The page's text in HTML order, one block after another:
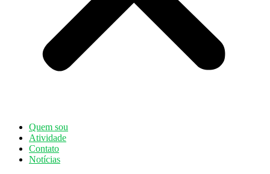
Quem sou
Atividade
Contato
Notícias